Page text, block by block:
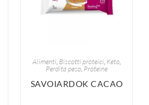
Alimenti Biscotti proteici Keto
Perdita peso,Proteine
SAVOIARDOK CACAO